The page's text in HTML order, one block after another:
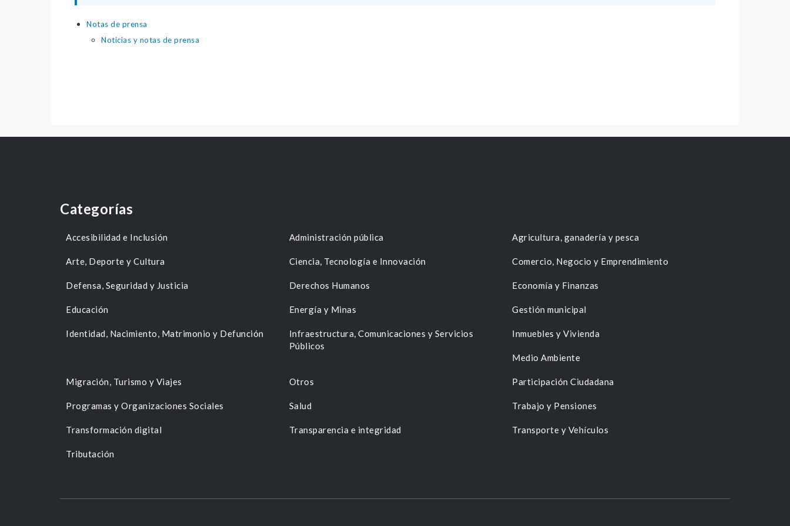
Notas de prensa
Noticias y notas de prensa
Categorías
Accesibilidad e Inclusión Administración pública Agricultura, ganadería y pesca
Arte, Deporte y Cultura Ciencia, Tecnología e Innovación Comercio, Negocio y Emprendimiento
Defensa, Seguridad y Justicia Derechos Humanos Economía y Finanzas
Educación Energía y Minas Gestión municipal
Identidad, Nacimiento, Matrimonio y Defunción
Infraestructura, Comunicaciones y Servicios
Públicos
Inmuebles y Vivienda
Medio Ambiente
Migración, Turismo y Viajes Otros Participación Ciudadana
Programas y Organizaciones Sociales Salud Trabajo y Pensiones
Transformación digital Transparencia e integridad Transporte y Vehículos
Tributación